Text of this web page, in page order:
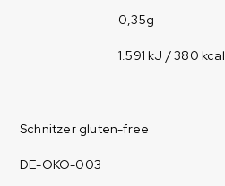
0,35g
1.591 kJ / 380 kcal
Schnitzer gluten-free
DE-OKO-003